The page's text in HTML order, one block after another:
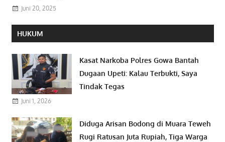
Juni 20, 2025
HUKUM
Kasat Narkoba Polres Gowa Bantah
Dugaan Upeti: Kalau Terbukti, Saya
Tindak Tegas
Juni 1, 2026
Diduga Arisan Bodong di Muara Teweh
Rugi Ratusan Juta Rupiah, Tiga Warga